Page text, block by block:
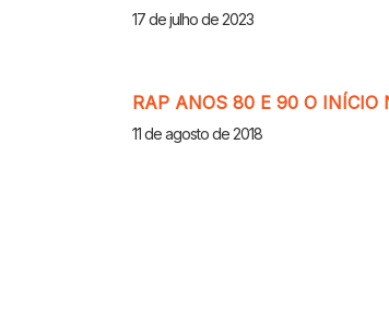
17 de julho de 2023
RAP ANOS 80 E 90 O INÍCIO
11 de agosto de 2018